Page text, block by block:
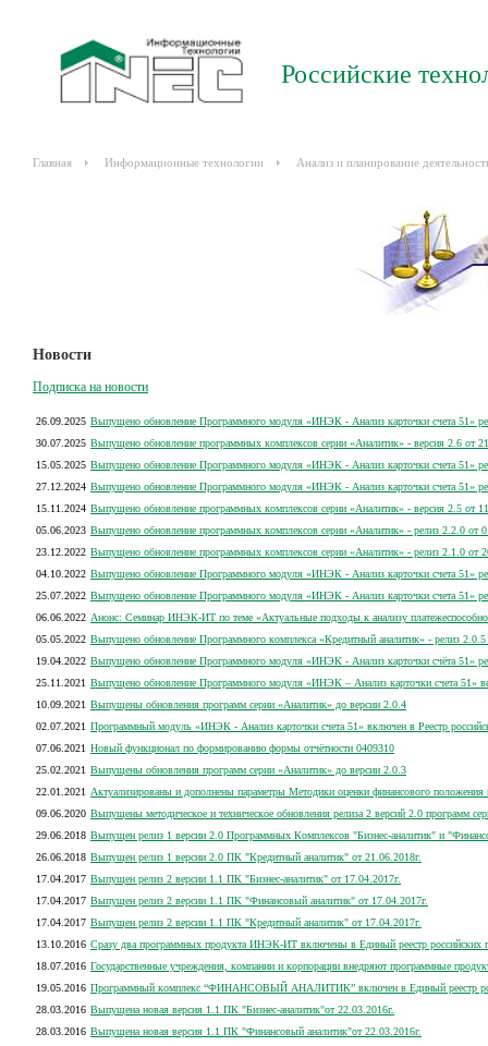
Российские
Главная Информационные технологии Анализ и планирование
Новости
Подписка на новости
26.09.2025 Выпущено обновление Программного модуля «ИНЭК - Анализ карточки счета 51»
30.07.2025 Выпущено обновление программных комплексов серии «Аналитик» - версия 2.6 от
15.05.2025 Выпущено обновление Программного модуля «ИНЭК - Анализ карточки счета 51»
27.12.2024 Выпущено обновление Программного модуля «ИНЭК - Анализ карточки счета 51»
15.11.2024 Выпущено обновление программных комплексов серии «Аналитик» - версия 2.5 от
05.06.2023 Выпущено обновление программных комплексов серии «Аналитик» - релиз 2.2.0 от
23.12.2022 Выпущено обновление программных комплексов серии «Аналитик» - релиз 2.1.0 от
04.10.2022 Выпущено обновление Программного модуля «ИНЭК - Анализ карточки счета 51»
25.07.2022 Выпущено обновление Программного модуля «ИНЭК - Анализ карточки счета 51»
06.06.2022 Анонс: Семинар ИНЭК-ИТ по теме «Актуальные подходы к анализу
05.05.2022 Выпущено обновление Программного комплекса «Кредитный аналитик» - релиз
19.04.2022 Выпущено обновление Программного модуля «ИНЭК - Анализ карточки счёта 51»
25.11.2021 Выпущено обновление Программного модуля «ИНЭК – Анализ карточки счета 51»
10.09.2021 Выпущены обновления программ серии «Аналитик» до версии 2.0.4
02.07.2021 Программный модуль «ИНЭК - Анализ карточки счета 51» включен в Реестр
07.06.2021 Новый функционал по формированию формы отчётности 0409310
25.02.2021 Выпущены обновления программ серии «Аналитик» до версии 2.0.3
22.01.2021
Актуализированы и дополнены параметры Методики оценки финансового
09.06.2020 Выпущены методическое и техническое обновления релиза 2 версий 2.0 программ
29.06.2018 Выпущен релиз 1 версии 2.0 Программных Комплексов "Бизнес-аналитик" и
26.06.2018 Выпущен релиз 1 версии 2.0 ПК "Кредитный аналитик" от 21.06.2018г.
17.04.2017 Выпущен релиз 2 версии 1.1 ПК "Бизнес-аналитик" от 17.04.2017г.
17.04.2017 Выпущен релиз 2 версии 1.1 ПК "Финансовый аналитик" от 17.04.2017г.
17.04.2017 Выпущен релиз 2 версии 1.1 ПК "Кредитный аналитик" от 17.04.2017г.
13.10.2016 Сразу два программных продукта ИНЭК-ИТ включены в Единый реестр российских
18.07.2016 Государственные учреждения, компании и корпорации внедряют программные
19.05.2016 Программный комплекс “ФИНАНСОВЫЙ АНАЛИТИК” включен в Единый реестр
28.03.2016 Выпущена новая версия 1.1 ПК "Бизнес-аналитик"от 22.03.2016г.
28.03.2016 Выпущена новая версия 1.1 ПК "Финансовый аналитик"от 22.03.2016г.